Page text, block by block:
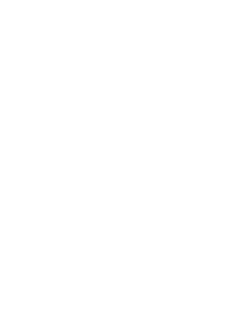
¿Hasta qué hora abre el
Málaga? Consulta las